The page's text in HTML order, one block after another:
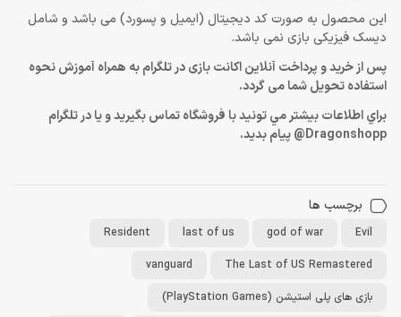
این محصول به صورت کد دیجیتال (ایمیل و پسورد) می باشد و شامل
دیسک فیزیکی بازی نمی باشد.
پس از خرید و پرداخت آنلاین اکانت بازی در تلگرام به همراه آموزش نحوه
استفاده تحویل شما می گردد.
براي اطلاعات بيشتر مي تونيد با فروشگاه تماس بگيريد و يا در تلگرام
Dragonshopp@ پيام بديد.
برچسب ها
Evil
god of war
last of us
Resident
The Last of US Remastered
vanguard
بازی های پلی استیشن (PlayStation Games)